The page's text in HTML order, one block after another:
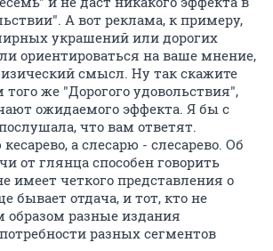
А вот реклама, к примеру,
украшений или дорогих
ориентироваться на ваше мнение,
смысл. Ну так скажите
же "Дорогого удовольствия",
ожидаемого эффекта. Я бы с
что вам ответят.
а слесарю - слесарево. Об
от глянца способен говорить
имеет четкого представления о
бывает отдача, и тот, кто не
образом разные издания
разных сегментов